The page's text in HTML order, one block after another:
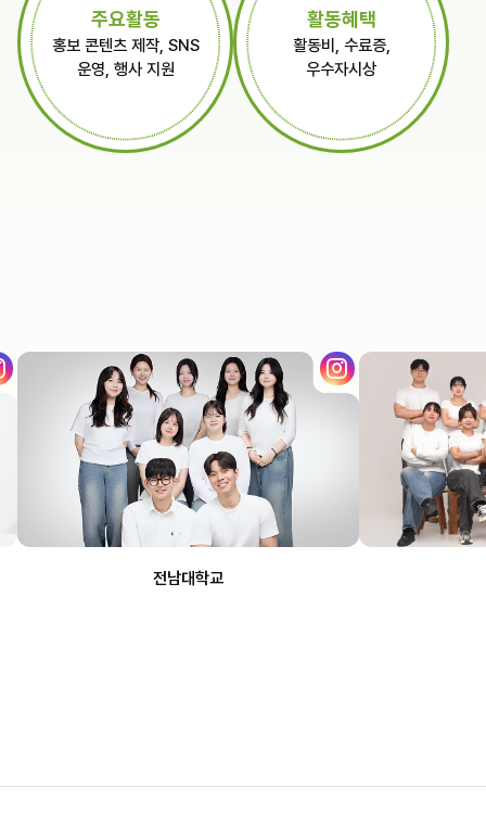
주요활동
홍보 콘텐츠 제작, SNS
운영, 행사 지원
활동혜택
활동비, 수료증,
우수자시상
전남대학교